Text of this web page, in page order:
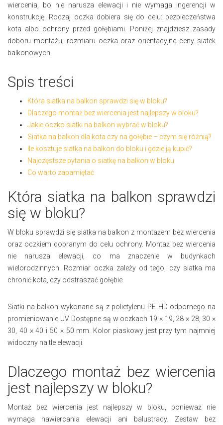
wiercenia, bo nie narusza elewacji i nie wymaga ingerencji w
konstrukcję. Rodzaj oczka dobiera się do celu: bezpieczeństwa
kota albo ochrony przed gołębiami. Poniżej znajdziesz zasady
doboru montażu, rozmiaru oczka oraz orientacyjne ceny siatek
balkonowych.
Spis treści
Która siatka na balkon sprawdzi się w bloku?
Dlaczego montaż bez wiercenia jest najlepszy w bloku?
Jakie oczko siatki na balkon wybrać w bloku?
Siatka na balkon dla kota czy na gołębie – czym się różnią?
Ile kosztuje siatka na balkon do bloku i gdzie ją kupić?
Najczęstsze pytania o siatkę na balkon w bloku
Co warto zapamiętać
Która siatka na balkon sprawdzi
się w bloku?
W bloku sprawdzi się siatka na balkon z montażem bez wiercenia
oraz oczkiem dobranym do celu ochrony. Montaż bez wiercenia
nie narusza elewacji, co ma znaczenie w budynkach
wielorodzinnych. Rozmiar oczka zależy od tego, czy siatka ma
chronić kota, czy odstraszać gołębie.
Siatki na balkon wykonane są z polietylenu PE HD odpornego na
promieniowanie UV. Dostępne są w oczkach 19 × 19, 28 × 28, 30 ×
30, 40 × 40 i 50 × 50 mm. Kolor piaskowy jest przy tym najmniej
widoczny na tle elewacji.
Dlaczego montaż bez wiercenia
jest najlepszy w bloku?
Montaż bez wiercenia jest najlepszy w bloku, ponieważ nie
wymaga nawiercania elewacji ani balustrady. Zestaw bez